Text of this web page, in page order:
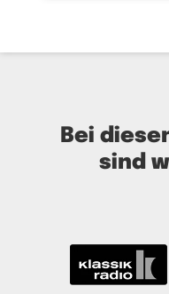
Bei
sind